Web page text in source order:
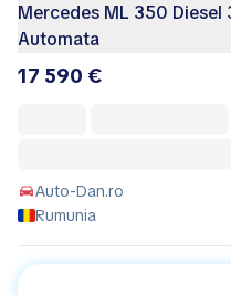
Mercedes ML 350 Diesel
Automata
17 590 €
Auto-Dan.ro
Rumunia